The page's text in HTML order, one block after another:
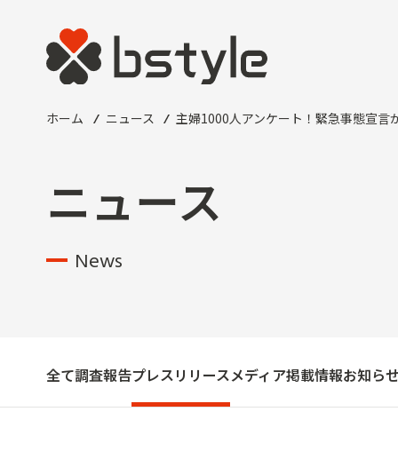
ホーム ニュース 主婦1000人アンケート！緊急事態宣言
ニュース
News
全て調査報告プレスリリースメディア掲載情報お知らせ